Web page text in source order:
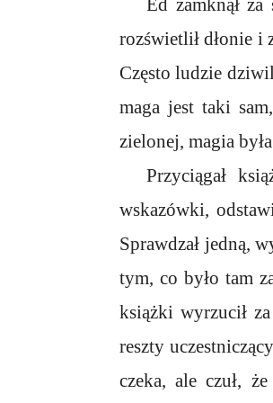
Ed zamknął
rozświetlił dłonie i
Często ludzie
maga jest taki
zielonej, magia
Przyciągał
wskazówki,
Sprawdzał jedną,
tym, co było tam
książki wyrzucił
reszty
czeka, ale czuł,